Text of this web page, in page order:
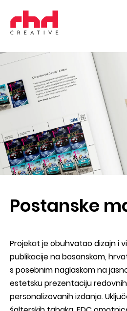
Postanske
Projekat je obuhvatao dizajn i
publikacije na bosanskom,
s posebnim naglaskom na
estetsku prezentaciju
personalizovanih izdanja.